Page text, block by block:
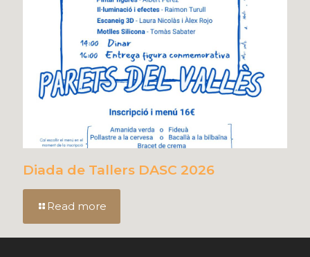
Diada de Tallers DASC 2026
Read more